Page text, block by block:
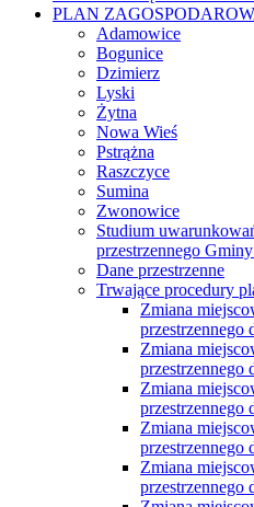
PLAN
Adamowice
Bogunice
Dzimierz
Lyski
Żytna
Nowa Wieś
Pstrążna
Raszczyce
Sumina
Zwonowice
Studium
przestrzennego
Dane przestrzenne
Trwające procedury
Zmiana
przestrzennego
Zmiana
przestrzennego
Zmiana
przestrzennego
Zmiana
przestrzennego
Zmiana
przestrzennego